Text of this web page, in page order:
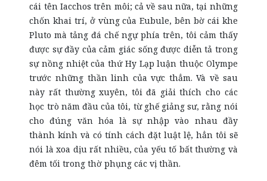
cái tên Iacchos trên môi; cả về sau nữa, tại những
chốn khai trí, ở vùng của Eubule, bên bờ cái khe
Pluto mà tảng đá chế ngự phía trên, tôi cảm thấy
được sự đầy của cảm giác sống được diễn tả trong
sự nồng nhiệt của thứ Hy Lạp luận thuộc Olympe
trước những thần linh của vực thẳm. Và về sau
này rất thường xuyên, tôi đã giải thích cho các
học trò năm đầu của tôi, từ ghế giảng sư, rằng nói
cho đúng văn hóa là sự nhập vào nhau đầy
thành kính và có tính cách đặt luật lệ, hẳn tôi sẽ
nói là xoa dịu rất nhiều, của yếu tố bất thường và
đêm tối trong thờ phụng các vị thần.